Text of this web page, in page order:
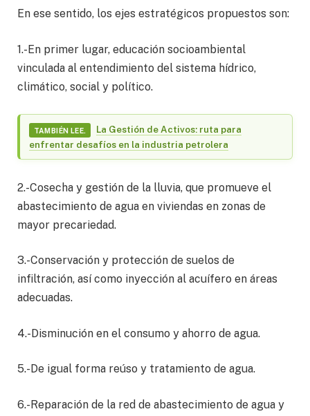
En ese sentido, los ejes estratégicos propuestos son:
1.-En primer lugar, educación socioambiental
vinculada al entendimiento del sistema hídrico,
climático, social y político.
TAMBIÉN LEE.
La Gestión de Activos: ruta para
enfrentar desafíos en la industria petrolera
2.-Cosecha y gestión de la lluvia, que promueve el
abastecimiento de agua en viviendas en zonas de
mayor precariedad.
3.-Conservación y protección de suelos de
infiltración, así como inyección al acuífero en áreas
adecuadas.
4.-Disminución en el consumo y ahorro de agua.
5.-De igual forma reúso y tratamiento de agua.
6.-Reparación de la red de abastecimiento de agua y